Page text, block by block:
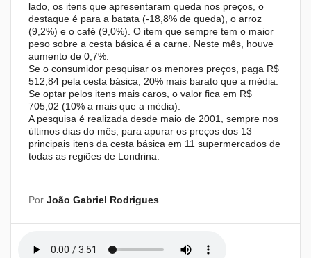
lado, os itens que apresentaram queda nos preços, o
destaque é para a batata (-18,8% de queda), o arroz
(9,2%) e o café (9,0%). O item que sempre tem o maior
peso sobre a cesta básica é a carne. Neste mês, houve
aumento de 0,7%.
Se o consumidor pesquisar os menores preços, paga R$
512,84 pela cesta básica, 20% mais barato que a média.
Se optar pelos itens mais caros, o valor fica em R$
705,02 (10% a mais que a média).
A pesquisa é realizada desde maio de 2001, sempre nos
últimos dias do mês, para apurar os preços dos 13
principais itens da cesta básica em 11 supermercados de
todas as regiões de Londrina.
Por João Gabriel Rodrigues